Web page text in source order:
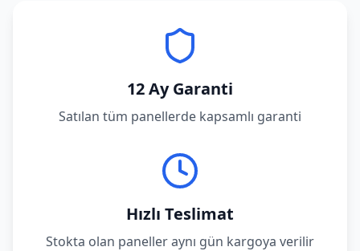
12 Ay Garanti
Satılan tüm panellerde kapsamlı garanti
Hızlı Teslimat
Stokta olan paneller aynı gün kargoya verilir